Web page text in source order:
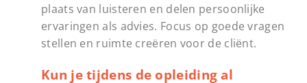
plaats van luisteren en delen persoonlijke
ervaringen als advies. Focus op goede vragen
stellen en ruimte creëren voor de cliënt.
Kun je tijdens de opleiding al